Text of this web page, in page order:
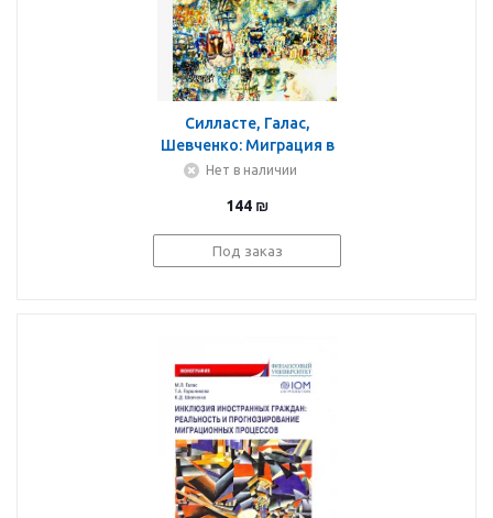
Силласте, Галас,
Шевченко: Миграция в
условиях кризисного
сообщества и ее риски
в России
Нет в наличии
144 ₪
Под заказ